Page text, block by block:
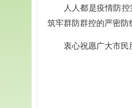
人人都是疫情防
筑牢群防群控的严密防
衷心祝愿广大市